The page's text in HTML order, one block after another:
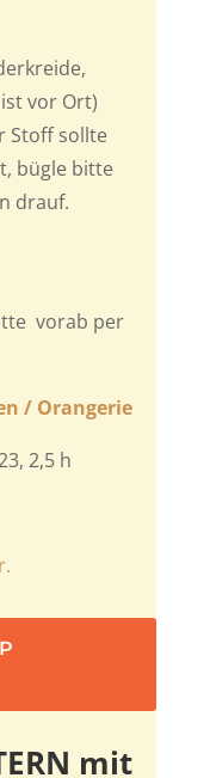
vor Ort)
Stoff sollte
bügle bitte
drauf.
vorab per
/ Orangerie
2,5 h
mit